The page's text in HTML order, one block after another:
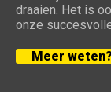
draaien. Het is
onze
Meer weten?